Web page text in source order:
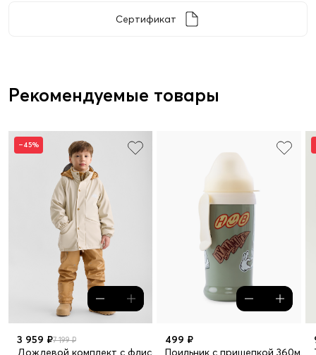
Сертификат
Рекомендуемые товары
–45%
3 959 ₽7 199 ₽
Дождевой комплект с флисовой подкладкой
499 ₽
Поильник с прищепкой 360мл.